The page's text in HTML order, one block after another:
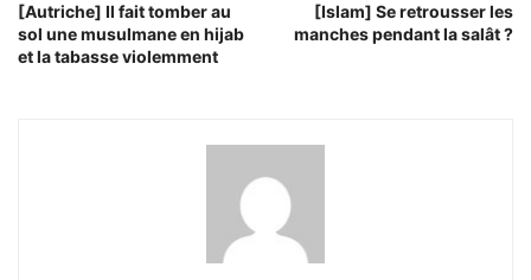
[Autriche] Il fait tomber au
sol une musulmane en hijab
et la tabasse violemment
[Islam] Se retrousser les
manches pendant la salât ?